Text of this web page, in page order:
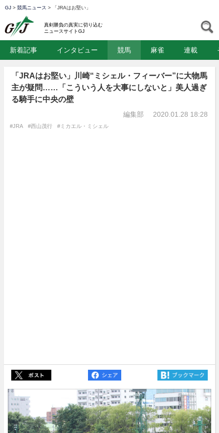
GJ > 競馬ニュース > 「JRAはお堅い」
真剣勝負の真実に切り込む
ニュースサイトGJ
新着記事 インタビュー 競馬 麻雀 連載
「JRAはお堅い」川崎“ミシェル・フィーバー”に大物馬
主が疑問……「こういう人を大事にしないと」美人過ぎ
る騎手に中央の壁
編集部 2020.01.28 18:28
#JRA #西山茂行 #ミカエル・ミシェル